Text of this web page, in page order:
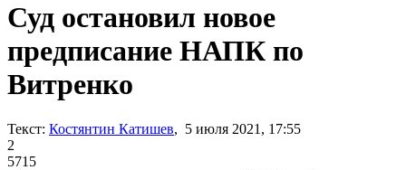
Суд остановил новое
предписание НАПК по
Витренко
Текст: Костянтин Катишев, 5 июля 2021, 17:55
2
5715